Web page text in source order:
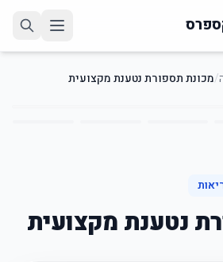
/מכונת תספורת נטענת מקצועית
1
/
5
נטענת מקצועית